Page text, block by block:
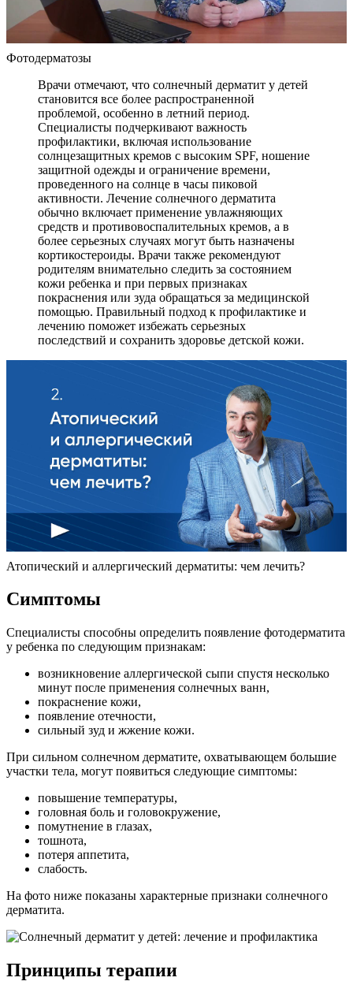
Фотодерматозы
Врачи отмечают, что солнечный дерматит у детей
становится все более распространенной
проблемой, особенно в летний период.
Специалисты подчеркивают важность
профилактики, включая использование
солнцезащитных кремов с высоким SPF, ношение
защитной одежды и ограничение времени,
проведенного на солнце в часы пиковой
активности. Лечение солнечного дерматита
обычно включает применение увлажняющих
средств и противовоспалительных кремов, а в
более серьезных случаях могут быть назначены
кортикостероиды. Врачи также рекомендуют
родителям внимательно следить за состоянием
кожи ребенка и при первых признаках
покраснения или зуда обращаться за медицинской
помощью. Правильный подход к профилактике и
лечению поможет избежать серьезных
последствий и сохранить здоровье детской кожи.
Атопический и аллергический дерматиты: чем лечить?
Симптомы
Специалисты способны определить появление фотодерматита
у ребенка по следующим признакам:
возникновение аллергической сыпи спустя несколько
минут после применения солнечных ванн,
покраснение кожи,
появление отечности,
сильный зуд и жжение кожи.
При сильном солнечном дерматите, охватывающем большие
участки тела, могут появиться следующие симптомы:
повышение температуры,
головная боль и головокружение,
помутнение в глазах,
тошнота,
потеря аппетита,
слабость.
На фото ниже показаны характерные признаки солнечного
дерматита.
Принципы терапии